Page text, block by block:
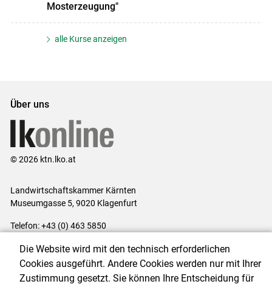
Mosterzeugung"
alle Kurse anzeigen
Über uns
© 2026 ktn.lko.at
Landwirtschaftskammer Kärnten
Museumgasse 5, 9020 Klagenfurt
Telefon: +43 (0) 463 5850
Impressum|Kontakt|Datenschutzerklärung|Barrierefreiheit|
Cookie-Einstellungen
Die Website wird mit den technisch erforderlichen
Cookies ausgeführt. Andere Cookies werden nur mit Ihrer
Zustimmung gesetzt. Sie können Ihre Entscheidung für